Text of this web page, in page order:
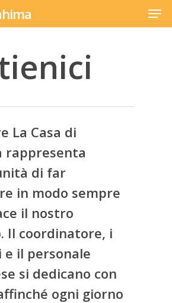
La Casa di
rappresenta
di far
in modo sempre
il nostro
Il coordinatore, i
il personale
si dedicano con
ogni giorno